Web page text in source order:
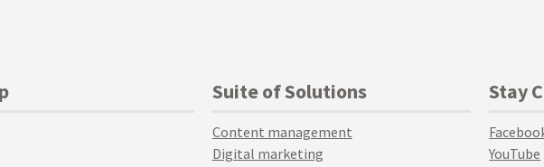
Suite of Solutions
Content management
Digital marketing
Stay
YouTube